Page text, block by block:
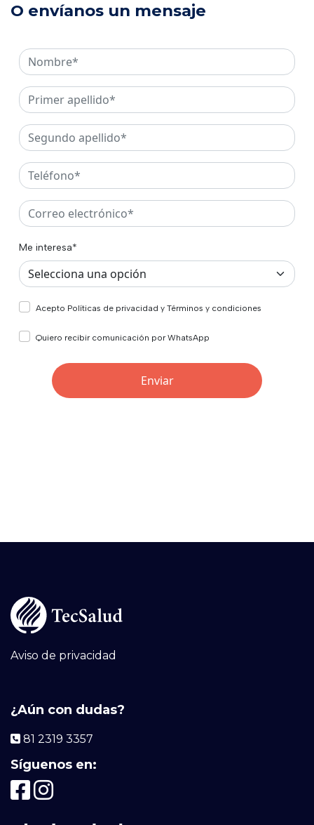
O envíanos un mensaje
Aviso de privacidad
¿Aún con dudas?
81 2319 3357
Síguenos en: